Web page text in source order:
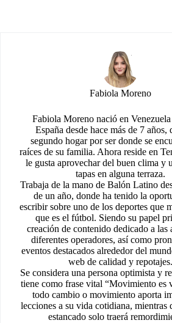
Fabiola Moreno
Fabiola Moreno nació en
España desde hace más de 7 años,
segundo hogar por ser donde se
raíces de su familia. Ahora reside en
le gusta aprovechar del buen clima y
tapas en alguna terraza.
Trabaja de la mano de Balón Latino
de un año, donde ha tenido la
escribir sobre uno de los deportes que
que es el fútbol. Siendo su papel
creación de contenido dedicado a las
diferentes operadores, así como
eventos destacados alrededor del
web de calidad y repotajes.
Se considera una persona optimista y
tiene como frase vital “Movimiento es
todo cambio o movimiento aporta
lecciones a su vida cotidiana, mientras
estancado solo traerá